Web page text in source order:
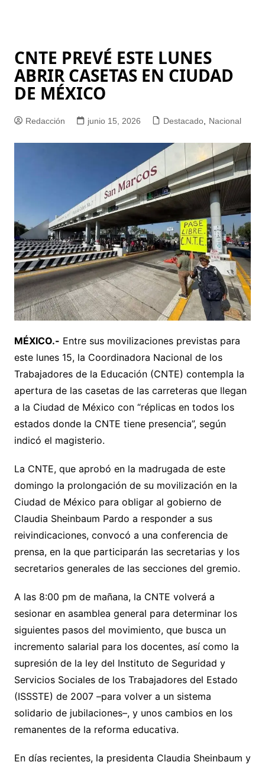
CNTE PREVÉ ESTE LUNES
ABRIR CASETAS EN CIUDAD
DE MÉXICO
Redacción junio 15, 2026 Destacado, Nacional
MÉXICO.- Entre sus movilizaciones previstas para
este lunes 15, la Coordinadora Nacional de los
Trabajadores de la Educación (CNTE) contempla la
apertura de las casetas de las carreteras que llegan
a la Ciudad de México con “réplicas en todos los
estados donde la CNTE tiene presencia”, según
indicó el magisterio.
La CNTE, que aprobó en la madrugada de este
domingo la prolongación de su movilización en la
Ciudad de México para obligar al gobierno de
Claudia Sheinbaum Pardo a responder a sus
reivindicaciones, convocó a una conferencia de
prensa, en la que participarán las secretarias y los
secretarios generales de las secciones del gremio.
A las 8:00 pm de mañana, la CNTE volverá a
sesionar en asamblea general para determinar los
siguientes pasos del movimiento, que busca un
incremento salarial para los docentes, así como la
supresión de la ley del Instituto de Seguridad y
Servicios Sociales de los Trabajadores del Estado
(ISSSTE) de 2007 –para volver a un sistema
solidario de jubilaciones–, y unos cambios en los
remanentes de la reforma educativa.
En días recientes, la presidenta Claudia Sheinbaum y